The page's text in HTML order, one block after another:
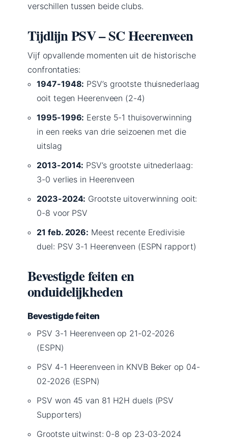
verschillen tussen beide clubs.
Tijdlijn PSV – SC Heerenveen
Vijf opvallende momenten uit de historische
confrontaties:
1947-1948: PSV’s grootste thuisnederlaag
ooit tegen Heerenveen (2-4)
1995-1996: Eerste 5-1 thuisoverwinning
in een reeks van drie seizoenen met die
uitslag
2013-2014: PSV’s grootste uitnederlaag:
3-0 verlies in Heerenveen
2023-2024: Grootste uitoverwinning ooit:
0-8 voor PSV
21 feb. 2026: Meest recente Eredivisie
duel: PSV 3-1 Heerenveen (ESPN rapport)
Bevestigde feiten en
onduidelijkheden
Bevestigde feiten
PSV 3-1 Heerenveen op 21-02-2026
(ESPN)
PSV 4-1 Heerenveen in KNVB Beker op 04-
02-2026 (ESPN)
PSV won 45 van 81 H2H duels (PSV
Supporters)
Grootste uitwinst: 0-8 op 23-03-2024